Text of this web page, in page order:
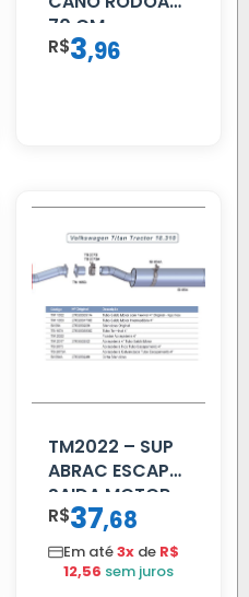
70 CM
R$3,96
TM2022 – SUP
ABRAC ESCAP
SAIDA MOTOR
VW TITAN
R$37,68
Em até3x de R$
12,56 sem juros